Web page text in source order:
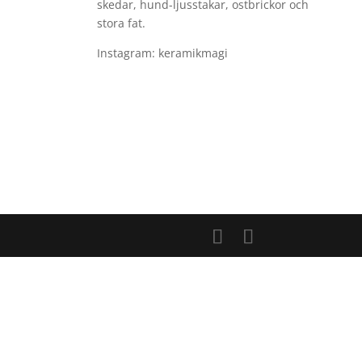
skedar, hund-ljusstakar, ostbrickor och
stora fat.
Instagram: keramikmagi